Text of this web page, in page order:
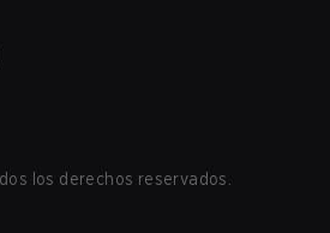
los derechos reservados.